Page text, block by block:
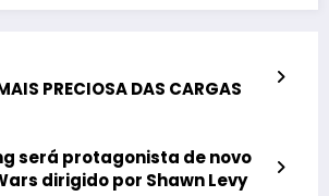
PRECIOSA DAS CARGAS
será protagonista de novo
dirigido por Shawn Levy